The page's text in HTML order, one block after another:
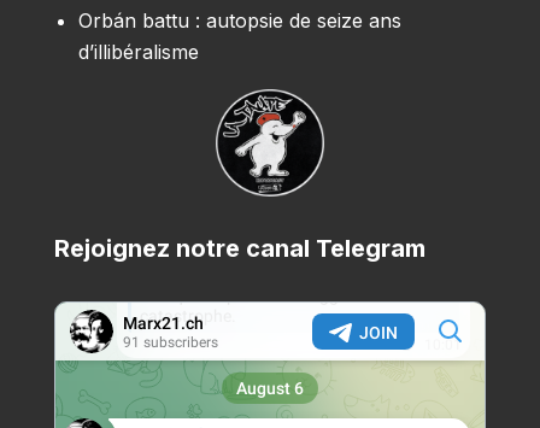
Orbán battu : autopsie de seize ans
d’illibéralisme
Rejoignez notre canal Telegram